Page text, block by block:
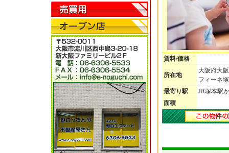
賃料/価格
所在地
大阪府大
フィーネ
最寄り駅
JR塚本駅
面積